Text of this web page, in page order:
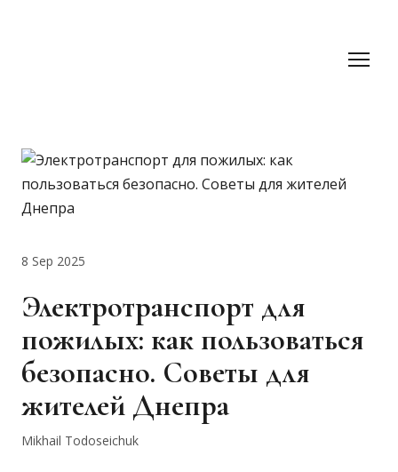
8 Sep 2025
Электротранспорт для
пожилых: как пользоваться
безопасно. Советы для
жителей Днепра
Mikhail Todoseichuk